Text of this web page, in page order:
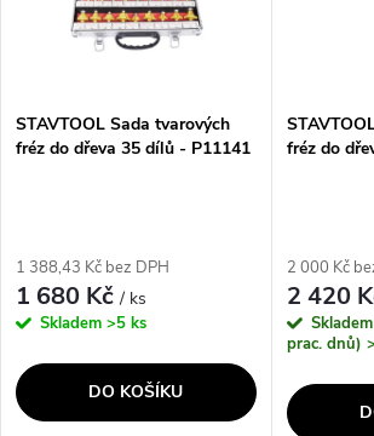
STAVTOOL Sada tvarových
fréz do dřeva 35 dílů - P11141
1 388,43 Kč bez DPH
1 680 Kč/ ks
Skladem >5 ks
DO KOŠÍKU
fréz do
2 000 Kč
2 420
prac. dnů)